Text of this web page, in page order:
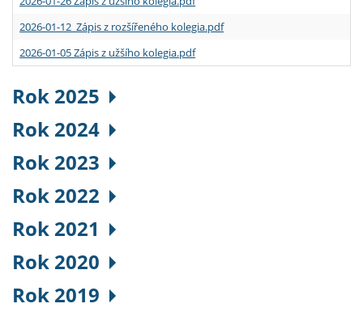
2026-01-12 Zápis z rozšířeného kolegia.pdf
2026-01-05 Zápis z užšího kolegia.pdf
Rok 2025
Rok 2024
Rok 2023
Rok 2022
Rok 2021
Rok 2020
Rok 2019